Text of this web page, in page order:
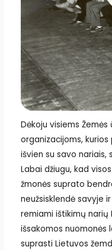
Dėkoju visiems
organizacijoms, kurios
išvien su savo nariais,
Labai džiugu, kad
žmonės suprato
neužsisklendė savyje
remiami ištikimų narių
išsakomos nuomonės
suprasti Lietuvos